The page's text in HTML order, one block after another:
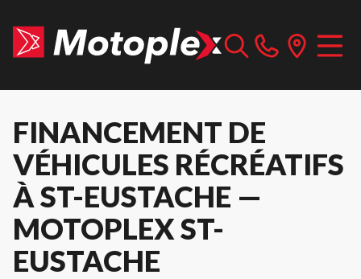
FINANCEMENT DE
VÉHICULES RÉCRÉATIFS
À ST-EUSTACHE —
MOTOPLEX ST-
EUSTACHE